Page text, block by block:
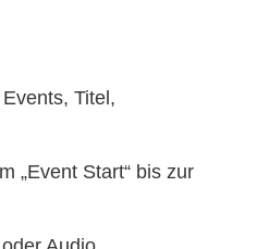
Titel,
„Event Start“ bis zur